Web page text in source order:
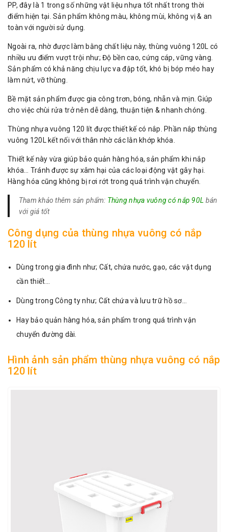
PP, đây là 1 trong số những vật liệu nhựa tốt nhất trong thời
điểm hiện tại. Sản phẩm không màu, không mùi, không vị & an
toàn với người sử dụng.
Ngoài ra, nhờ được làm bằng chất liệu này, thùng vuông 120L có
nhiều ưu điểm vượt trội như; Độ bền cao, cứng cáp, vững vàng.
Sản phẩm có khả năng chịu lực va đập tốt, khó bị bóp méo hay
làm nứt, vỡ thùng.
Bề mặt sản phẩm được gia công trơn, bóng, nhẵn và mịn. Giúp
cho việc chùi rửa trở nên dễ dàng, thuận tiện & nhanh chóng.
Thùng nhựa vuông 120 lít được thiết kế có nắp. Phần nắp thùng
vuông 120L kết nối với thân nhờ các lằn khớp khóa.
Thiết kế này vừa giúp bảo quản hàng hóa, sản phẩm khi nắp
khóa… Tránh được sự xâm hại của các loại động vật gây hại.
Hàng hóa cũng không bị rơi rớt trong quá trình vận chuyển.
Tham khảo thêm sản phẩm: Thùng nhựa vuông có nắp 90L bán
với giá tốt
Công dụng của thùng nhựa vuông có nắp
120 lít
Dùng trong gia đình như; Cất, chứa nước, gạo, các vật dụng
cần thiết…
Dùng trong Công ty như; Cất chứa và lưu trữ hồ sơ…
Hay bảo quản hàng hóa, sản phẩm trong quá trình vận
chuyển đường dài.
Hình ảnh sản phẩm thùng nhựa vuông có nắp
120 lít